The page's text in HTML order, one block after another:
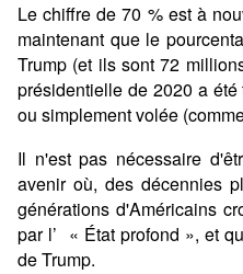
Le chiffre de 70 % est à
maintenant que le
Trump (et ils sont 72
présidentielle de 2020 a
ou simplement volée
Il n'est pas nécessaire
avenir où, des décennies
générations d'Américains
par l’ « État profond », et
de Trump.